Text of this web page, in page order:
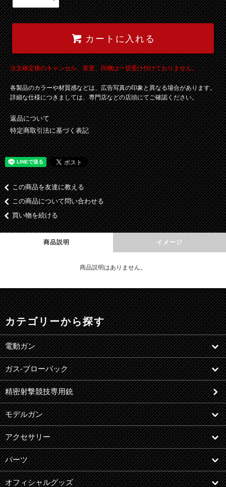
カートに入れる
注文確定後のキャンセル、変更、同梱は一切受け付けておりません。
各製品のカラーや材質感などは、広告写真の印象と異なる場合があります。
詳細な仕様につきましては、専門店などの店頭にてご確認ください。
返品について
特定商取引法に基づく表記
この商品を友達に教える
この商品について問い合わせる
買い物を続ける
商品説明 イメージ
商品説明はありません。
カテゴリーから探す
電動ガン
ガス-ブローバック
精密射撃競技専用銃
モデルガン
アクセサリー
パーツ
オフィシャルグッズ